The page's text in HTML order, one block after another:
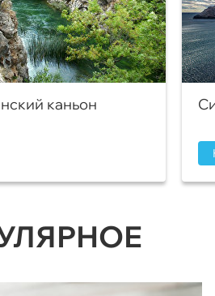
каньон